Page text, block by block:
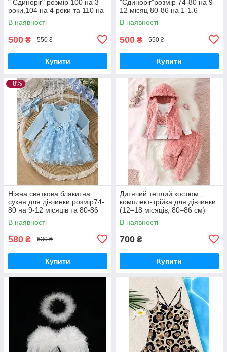
" Єдиноріг" розмір 100 на 3
роки,104 на 4 роки та 110 на
5 років
В наявності
500 ₴ 550 ₴
Купити
"Єдиноріг"розмір 74-80 на 9-
12 місяц 80-86 на 1-1.6
років,розмір 86-92 на 1.6-2
роки та 92-98 на 2-3 роки
В наявності
500 ₴ 550 ₴
Купити
–8%
Ніжна святкова блакитна
сукня для дівчинки розмір74-
80 на 9-12 місяців та 80-86
на 12-18 місяців
В наявності
580 ₴ 630 ₴
Купити
Дитячий теплий костюм ,
комплект-трійка для дівчинки
(12–18 місяців, 80–86 см)
В наявності
700 ₴
Купити